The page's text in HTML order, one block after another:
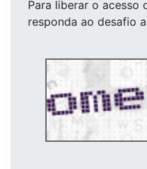
Para liberar o acesso
responda ao desafio